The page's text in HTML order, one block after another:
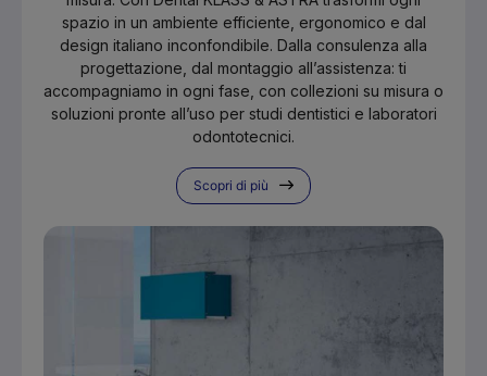
spazio in un ambiente efficiente, ergonomico e dal
design italiano inconfondibile. Dalla consulenza alla
progettazione, dal montaggio all’assistenza: ti
accompagniamo in ogni fase, con collezioni su misura o
soluzioni pronte all’uso per studi dentistici e laboratori
odontotecnici.
Scopri di più